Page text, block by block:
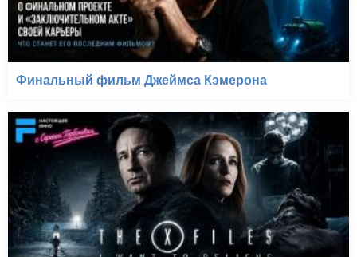
Финальный фильм Джеймса Кэмерона